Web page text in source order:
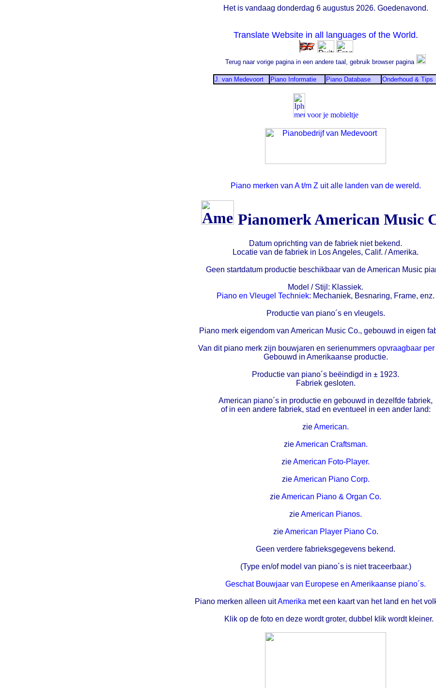
Het is vandaag donderdag 6 augustus 2026. Goedenavond.
Translate Website in all languages of the World.
Terug naar vorige pagina in een andere taal, gebruik browser pagina
J. van Medevoort Piano Informatie Piano Database Onderhoud & Tips
voor je mobieltje
Piano merken van A t/m Z uit alle landen van de wereld.
Pianomerk American Music
Datum oprichting van de fabriek niet bekend.
Locatie van de fabriek in Los Angeles, Calif. / Amerika.
Geen startdatum productie beschikbaar van de American Music
Model / Stijl: Klassiek.
Piano en Vleugel Techniek: Mechaniek, Besnaring, Frame, enz.
Productie van piano´s en vleugels.
Piano merk eigendom van American Music Co., gebouwd in eigen
Van dit piano merk zijn bouwjaren en serienummers opvraagbaar per
Gebouwd in Amerikaanse productie.
Productie van piano´s beëindigd in ± 1923.
Fabriek gesloten.
American piano´s in productie en gebouwd in dezelfde fabriek,
of in een andere fabriek, stad en eventueel in een ander land:
zieAmerican.
zieAmerican Craftsman.
zieAmerican Foto-Player.
zieAmerican Piano Corp.
zieAmerican Piano & Organ Co.
zieAmerican Pianos.
zieAmerican Player Piano Co.
Geen verdere fabrieksgegevens bekend.
(Type en/of model van piano´s is niet traceerbaar.)
Geschat Bouwjaar van Europese en Amerikaanse piano´s.
Piano merken alleen uitAmerika met een kaart van het land en het
Klik op de foto en deze wordt groter, dubbel klik wordt kleiner.